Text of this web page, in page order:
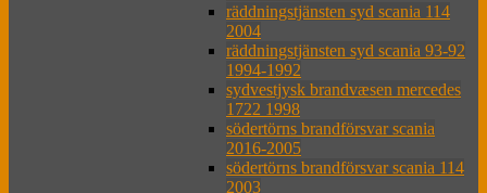
räddningstjänsten syd scania 114
2004
räddningstjänsten syd scania 93-92
1994-1992
sydvestjysk brandvæsen mercedes
1722 1998
södertörns brandförsvar scania
2016-2005
södertörns brandförsvar scania 114
2003